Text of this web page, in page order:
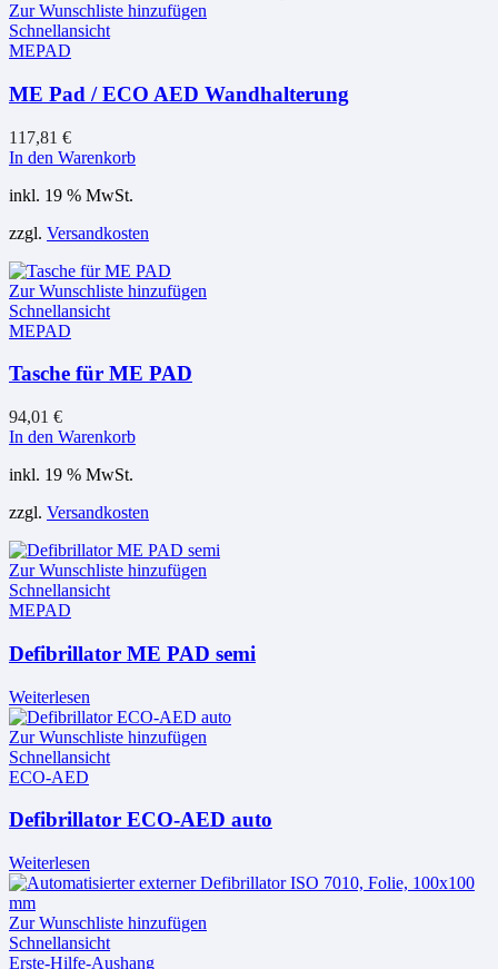
Zur Wunschliste hinzufügen
Schnellansicht
MEPAD
ME Pad / ECO AED Wandhalterung
117,81 €
In den Warenkorb
inkl. 19 % MwSt.
zzgl. Versandkosten
Zur Wunschliste hinzufügen
Schnellansicht
MEPAD
Tasche für ME PAD
94,01 €
In den Warenkorb
inkl. 19 % MwSt.
zzgl. Versandkosten
Zur Wunschliste hinzufügen
Schnellansicht
MEPAD
Defibrillator ME PAD semi
Weiterlesen
Zur Wunschliste hinzufügen
Schnellansicht
ECO-AED
Defibrillator ECO-AED auto
Weiterlesen
Zur Wunschliste hinzufügen
Schnellansicht
Erste-Hilfe-Aushang